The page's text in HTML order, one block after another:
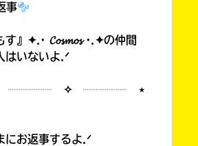
事
す』✦.· 𝓒𝓸𝓼𝓶𝓸𝓼 ·.✦の仲間
はいないよ.ᐟ
┈┈┈┈ ✧ ┈┈┈┈ ⋆
にお返事するよ.ᐟ